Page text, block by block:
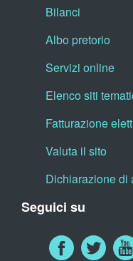
Bilanci
Albo pretorio
Servizi online
Elenco siti
Fatturazione
Valuta il sito
Dichiarazione di
Seguici su